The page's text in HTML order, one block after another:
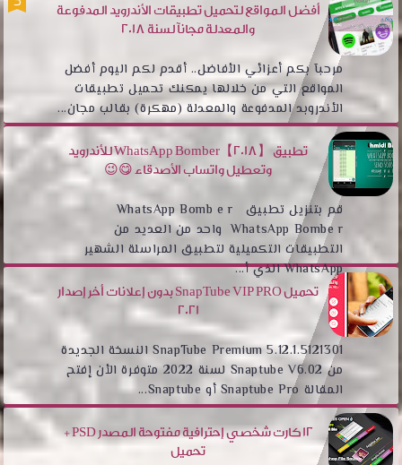
أفضل المواقع لتحميل تطبيقات الأندرويد المدفوعة
والمعدلة مجانآ لسنة 2018
مرحبآ بكم أعزائي الأفاضل.. أقدم لكم اليوم أفضل
المواقع التي من خلالها يمكنك تحميل تطبيقات
الأندروبد المدفوعة والمعدلة (مهكرة) بقالب مجان...
تطبيق WhatsApp Bomber【2018】 للأندرويد
وتعطيل واتساب الأصدقاء 😋😉
قم بتنزيل تطبيق WhatsApp Bomb e r
WhatsApp Bombe r واحد من العديد من
التطبيقات التكميلية لتطبيق المراسلة الشهير
WhatsApp الذي أ...
تحميل SnapTube VIP PRO بدون إعلانات أخر إصدار
2021
SnapTube Premium 5.12.1.5121301 النسخة الجديدة
من Snaptube V6.02 لسنة 2022 متوفرة الأن إفتح
المقالة Snaptube Pro أو Snaptube...
12 كارت شخصي إحترافية مفتوحة المصدر PSD +
تحميل